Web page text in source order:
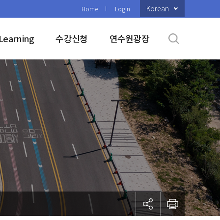
Home Login Korean
수강신청 연수원광장